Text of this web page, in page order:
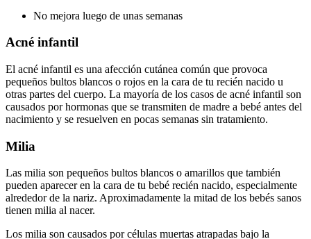
No mejora luego de unas semanas
Acné infantil
El acné infantil es una afección cutánea común que provoca
pequeños bultos blancos o rojos en la cara de tu recién nacido u
otras partes del cuerpo. La mayoría de los casos de acné infantil son
causados por hormonas que se transmiten de madre a bebé antes del
nacimiento y se resuelven en pocas semanas sin tratamiento.
Milia
Las milia son pequeños bultos blancos o amarillos que también
pueden aparecer en la cara de tu bebé recién nacido, especialmente
alrededor de la nariz. Aproximadamente la mitad de los bebés sanos
tienen milia al nacer.
Los milia son causados por células muertas atrapadas bajo la